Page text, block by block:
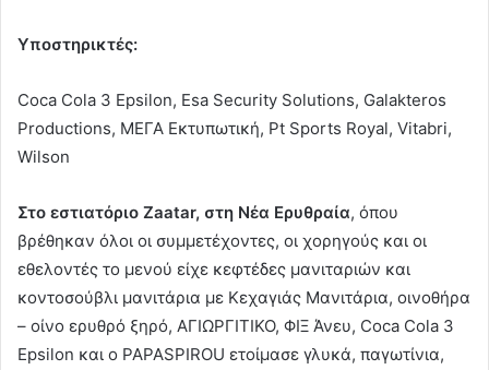
Υποστηρικτές:
Coca Cola 3 Epsilon, Esa Security Solutions, Galakteros
Productions, ΜΕΓΑ Εκτυπωτική, Pt Sports Royal, Vitabri,
Wilson
Στο εστιατόριο Zaatar, στη Νέα Ερυθραία, όπου
βρέθηκαν όλοι οι συμμετέχοντες, οι χορηγούς και οι
εθελοντές το μενού είχε κεφτέδες μανιταριών και
κοντοσούβλι μανιτάρια με Κεχαγιάς Μανιτάρια, οινοθήρα
– οίνο ερυθρό ξηρό, ΑΓΙΩΡΓΙΤΙΚΟ, ΦΙΞ Άνευ, Coca Cola 3
Epsilon και ο PAPASPIROU ετοίμασε γλυκά, παγωτίνια,